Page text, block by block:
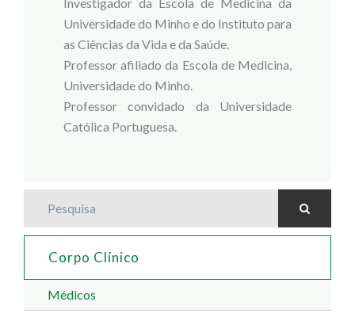
Universidade do Minho e do Instituto para
as Ciências da Vida e da Saúde.
Professor afiliado da Escola de Medicina,
Universidade do Minho.
Professor convidado da Universidade
Católica Portuguesa.
Corpo Clínico
Médicos